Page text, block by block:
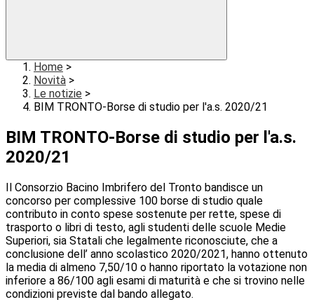
Home >
Novità >
Le notizie >
BIM TRONTO-Borse di studio per l'a.s. 2020/21
BIM TRONTO-Borse di studio per l'a.s.
2020/21
Il Consorzio Bacino Imbrifero del Tronto bandisce un
concorso per complessive 100 borse di studio quale
contributo in conto spese sostenute per rette, spese di
trasporto o libri di testo, agli studenti delle scuole Medie
Superiori, sia Statali che legalmente riconosciute, che a
conclusione dell’ anno scolastico 2020/2021, hanno ottenuto
la media di almeno 7,50/10 o hanno riportato la votazione non
inferiore a 86/100 agli esami di maturità e che si trovino nelle
condizioni previste dal bando allegato.